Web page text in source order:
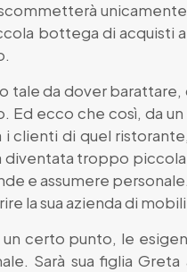
unicamente
bottega di
da dover
ecco che così, da
clienti di quel
troppo piccola
e assumere
la sua azienda di
certo punto, le
Sarà sua figlia Greta